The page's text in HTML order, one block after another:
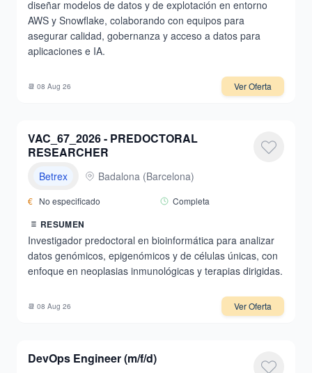
diseñar modelos de datos y de explotación en entorno
AWS y Snowflake, colaborando con equipos para
asegurar calidad, gobernanza y acceso a datos para
aplicaciones e IA.
📆 08 Aug 26 Ver Oferta
VAC_67_2026 - PREDOCTORAL
RESEARCHER
Betrex Badalona (Barcelona)
€ No especificado Completa
RESUMEN
Investigador predoctoral en bioinformática para analizar
datos genómicos, epigenómicos y de células únicas, con
enfoque en neoplasias inmunológicas y terapias dirigidas.
📆 08 Aug 26 Ver Oferta
DevOps Engineer (m/f/d)